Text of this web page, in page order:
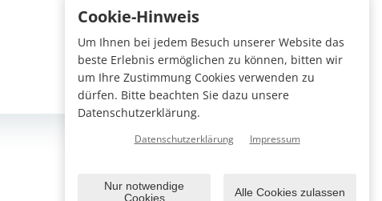
Cookie-Hinweis
Um Ihnen bei jedem Besuch unserer Website das
beste Erlebnis ermöglichen zu können, bitten wir
um Ihre Zustimmung Cookies verwenden zu
dürfen. Bitte beachten Sie dazu unsere
Datenschutzerklärung.
Datenschutzerklärung Impressum
Nur notwendige
Cookies
Alle Cookies zulassen